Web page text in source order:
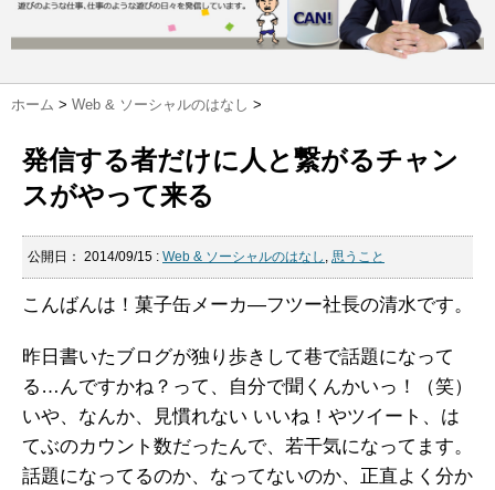
ホーム > Web & ソーシャルのはなし >
発信する者だけに人と繋がるチャン
スがやって来る
公開日： 2014/09/15 : Web & ソーシャルのはなし , 思うこと
こんばんは！菓子缶メーカ―フツー社長の清水です。
昨日書いたブログが独り歩きして巷で話題になって
る…んですかね？って、自分で聞くんかいっ！（笑）
いや、なんか、見慣れない いいね！やツイート、は
てぶのカウント数だったんで、若干気になってます。
話題になってるのか、なってないのか、正直よく分か